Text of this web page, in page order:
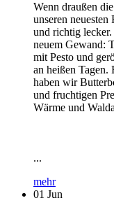
Wenn draußen
unseren neuesten
und richtig lecker.
neuem Gewand:
mit Pesto und
an heißen Tagen.
haben wir
und fruchtigen
Wärme und
...
mehr
01 Jun